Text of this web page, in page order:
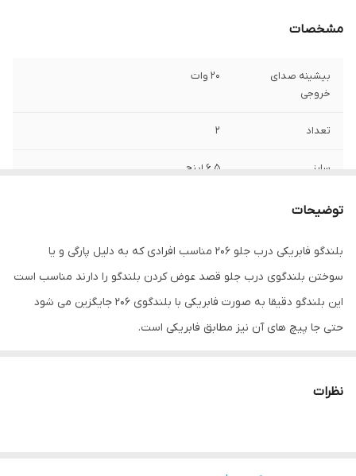
مشخصات
بیشینه صدای
خروجی
20 وات
تعداد 2
سایز 6.5 اینچ
عمق نصب
نوع بلندگو دایره ای
توضیحات
بلندگو فابریکی درب جلو 206 مناسب افرادی که به دلیل پارگی و یا
سوختن بلندگوی درب جلو قصد عوض کردن بلندگو را دارند مناسب است
این بلندگو دقیقا به صورت فابریکی با بلندگوی 206 جایگزین می شود
حتی جا پیچ های آن نیز مطابق فابریکی است.
نظرات